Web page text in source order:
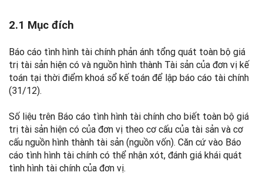
2.1 Mục đích
Báo cáo tình hình tài chính phản ánh tổng quát toàn bộ giá
trị tài sản hiện có và nguồn hình thành Tài sản của đơn vị kế
toán tại thời điểm khoá sổ kế toán để lập báo cáo tài chính
(31/12).
Số liệu trên Báo cáo tình hình tài chính cho biết toàn bộ giá
trị tài sản hiện có của đơn vị theo cơ cấu của tài sản và cơ
cấu nguồn hình thành tài sản (nguồn vốn). Căn cứ vào Báo
cáo tình hình tài chính có thể nhận xót, đánh giá khái quát
tình hình tài chính của đơn vị.